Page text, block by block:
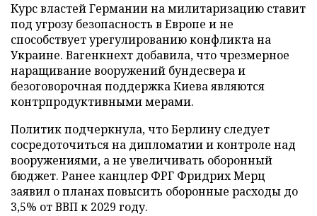
Курс властей Германии на милитаризацию ставит
под угрозу безопасность в Европе и не
способствует урегулированию конфликта на
Украине. Вагенкнехт добавила, что чрезмерное
наращивание вооружений бундесвера и
безоговорочная поддержка Киева являются
контрпродуктивными мерами.
Политик подчеркнула, что Берлину следует
сосредоточиться на дипломатии и контроле над
вооружениями, а не увеличивать оборонный
бюджет. Ранее канцлер ФРГ Фридрих Мерц
заявил о планах повысить оборонные расходы до
3,5% от ВВП к 2029 году.